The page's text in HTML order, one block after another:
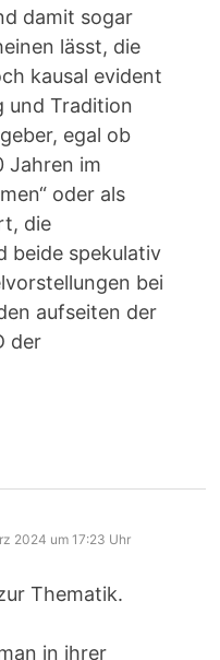
damit sogar
lässt, die
kausal evident
und Tradition
egal ob
Jahren im
oder als
die
beide spekulativ
bei
aufseiten der
der
2024 um 17:23 Uhr
Thematik.
in ihrer